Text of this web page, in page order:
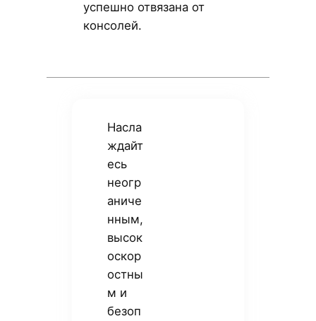
успешно отвязана от
консолей.
Насла
ждайт
есь
неогр
аниче
нным,
высок
оскор
остны
м и
безоп